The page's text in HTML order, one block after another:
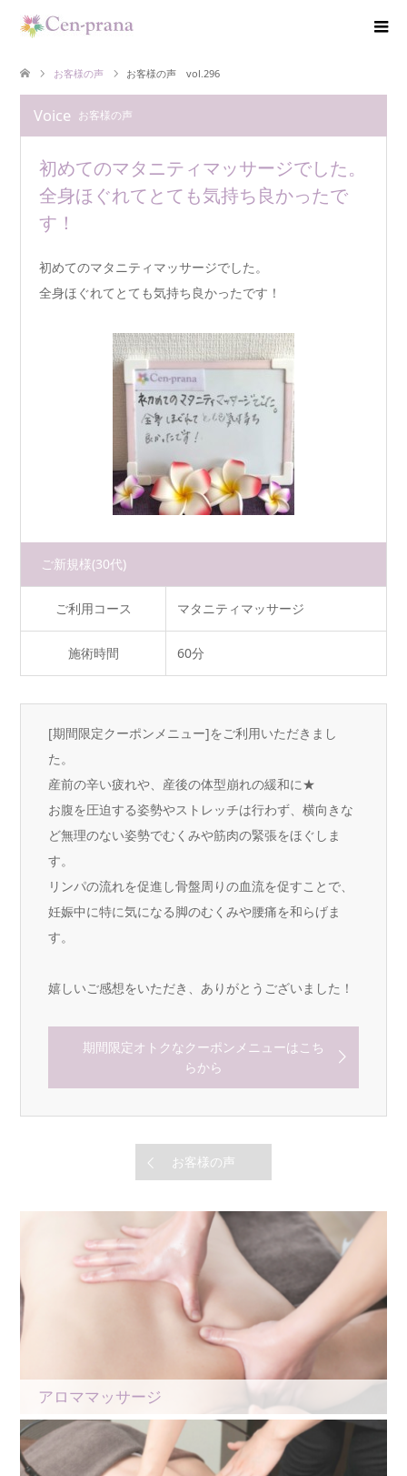
お客様の声 お客様の声 vol.296
Voice お客様の声
初めてのマタニティマッサージでした。
全身ほぐれてとても気持ち良かったで
す！
初めてのマタニティマッサージでした。
全身ほぐれてとても気持ち良かったです！
ご新規様(30代)
ご利用コース マタニティマッサージ
施術時間 60分
[期間限定クーポンメニュー]をご利用いただきまし
た。
産前の辛い疲れや、産後の体型崩れの緩和に★
お腹を圧迫する姿勢やストレッチは行わず、横向きな
ど無理のない姿勢でむくみや筋肉の緊張をほぐしま
す。
リンパの流れを促進し骨盤周りの血流を促すことで、
妊娠中に特に気になる脚のむくみや腰痛を和らげま
す。
嬉しいご感想をいただき、ありがとうございました！
期間限定オトクなクーポンメニューはこち
らから
お客様の声
アロママッサージ